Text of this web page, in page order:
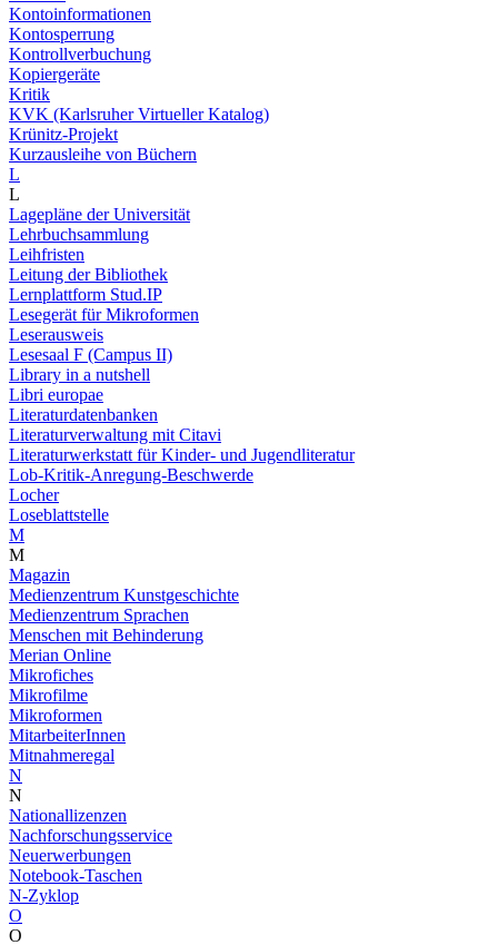
Kontoinformationen
Kontosperrung
Kontrollverbuchung
Kopiergeräte
Kritik
KVK (Karlsruher Virtueller Katalog)
Krünitz-Projekt
Kurzausleihe von Büchern
L
L
Lagepläne der Universität
Lehrbuchsammlung
Leihfristen
Leitung der Bibliothek
Lernplattform Stud.IP
Lesegerät für Mikroformen
Leserausweis
Lesesaal F (Campus II)
Library in a nutshell
Libri europae
Literaturdatenbanken
Literaturverwaltung mit Citavi
Literaturwerkstatt für Kinder- und Jugendliteratur
Lob-Kritik-Anregung-Beschwerde
Locher
Loseblattstelle
M
M
Magazin
Medienzentrum Kunstgeschichte
Medienzentrum Sprachen
Menschen mit Behinderung
Merian Online
Mikrofiches
Mikrofilme
Mikroformen
MitarbeiterInnen
Mitnahmeregal
N
N
Nationallizenzen
Nachforschungsservice
Neuerwerbungen
Notebook-Taschen
N-Zyklop
O
O